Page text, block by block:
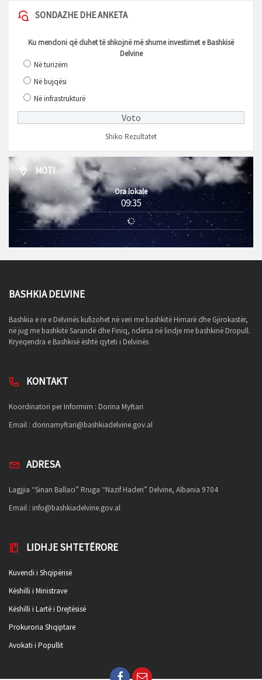
SONDAZHE DHE ANKETA
Ku mendoni që duhet të shkojnë më shume investimet e Bashkisë
Delvine
Në turizëm
Në bujqësi
Në infrastrukturë
Shiko Rezultatet
MOTI
Ora lokale
09:35
BASHKIA DELVINE
Bashkia e re e Delvinës kufizohet në veri me bashkitë Himarë dhe Gjirokastër,
në jug me bashkitë Sarandë dhe Finiq, ndërsa në lindje me bashkinë Dropull.
Kryeqendra e Bashkisë është qyteti i Delvinës
KONTAKT
Koordinatori per Informim : Dorina Myftari
Email : dorinamyftari@bashkiadelvine.gov.al
ADRESA
Lagjjia “Sinan Ballaci” Rruga “Nazif Haderi” Delvine, Albania 9704
Email : info@bashkiadelvine.gov.al
LIDHJE SHTETËRORE
Kuvendi i Shqipërisë
Këshilli i Ministrave
Këshilli i Lartë i Drejtësisë
Prokuroria Shqiptare
Avokati i Popullit